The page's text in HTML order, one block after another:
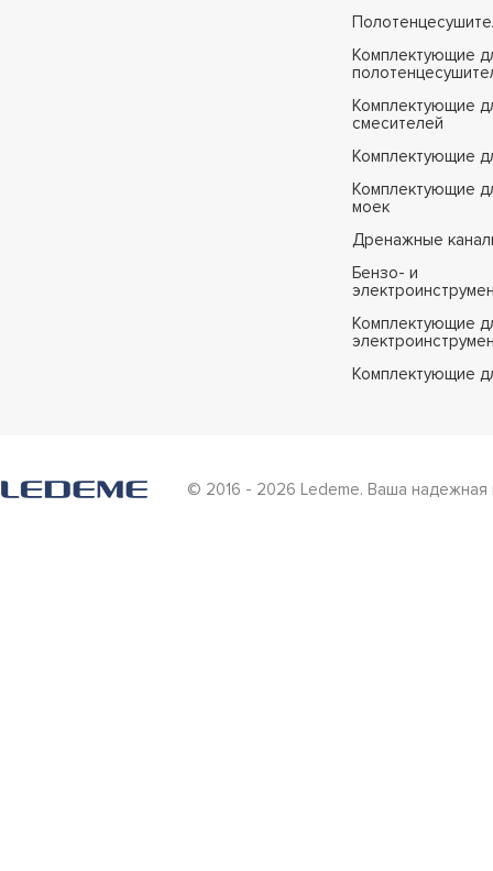
Комплектующие
Комплектующие
смесителей
Комплектующие
Комплектующие
моек
Дренажные
Бензо- и
Комплектующие
Комплектующие
© 2016 - 2026 Ledeme. Ваша